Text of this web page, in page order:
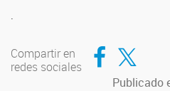
.
Compartir en
redes sociales
Compartir en
Compartir en
Publicado